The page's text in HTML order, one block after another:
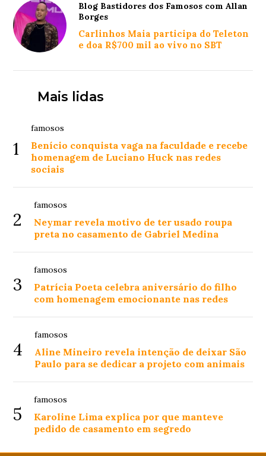
Blog Bastidores dos Famosos com Allan
Borges
Carlinhos Maia participa do Teleton
e doa R$700 mil ao vivo no SBT
Mais lidas
1
famosos
Benício conquista vaga na faculdade e recebe
homenagem de Luciano Huck nas redes
sociais
2
famosos
Neymar revela motivo de ter usado roupa
preta no casamento de Gabriel Medina
3
famosos
Patrícia Poeta celebra aniversário do filho
com homenagem emocionante nas redes
4
famosos
Aline Mineiro revela intenção de deixar São
Paulo para se dedicar a projeto com animais
5
famosos
Karoline Lima explica por que manteve
pedido de casamento em segredo